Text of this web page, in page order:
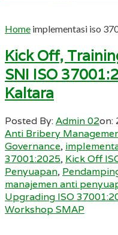
Home implementasi iso
Kick Off,
SNI ISO
Kaltara
Posted By:Admin 02on:
Anti Bribery
Governance,
37001:2025, Kick Off
Penyuapan,
manajemen anti
Upgrading ISO
Workshop SMAP